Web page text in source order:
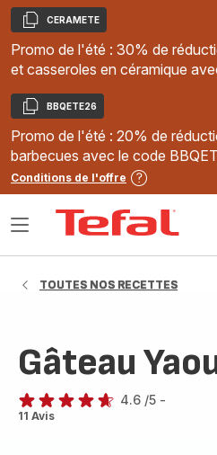
Copier
CERAMETE
Promo de l'été : 30% de
et casseroles en céramique
Copier
BBQETE26
Promo de l'été : 20% de
barbecues avec le code
Conditions de l'offre
Ouvrir
TOUTES NOS RECETTES
Gâteau
ratings.4.6
4.6 /5 -
11 Avis